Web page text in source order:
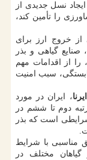
نسل جدیدی از
را تأمین کند،
خروج ارز برای
صنایع گیاهی و بذر
را از اقدامات مهم
سبب امنیت
، ایران در مورد
دوم تا ششم در
است که بذر
مناسبی با شرایط
گیاهان مختلف در